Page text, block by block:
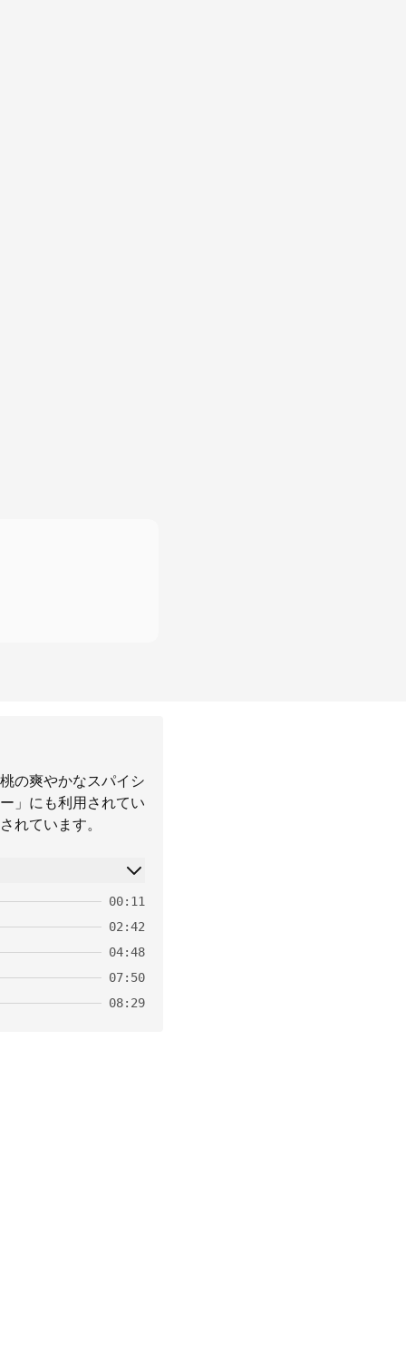
の爽やかなスパイシ
」にも利用されてい
れています。
00:11
02:42
04:48
07:50
08:29